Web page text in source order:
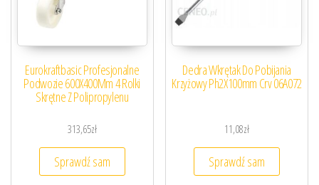
Eurokraftbasic Profesjonalne
Podwozie 600X400Mm 4 Rolki
Skrętne Z Polipropylenu
313,65zł
Sprawdź sam
Dedra Wkrętak Do Pobijania
Krzyżowy Ph2X100mm Crv 06A072
11,08zł
Sprawdź sam